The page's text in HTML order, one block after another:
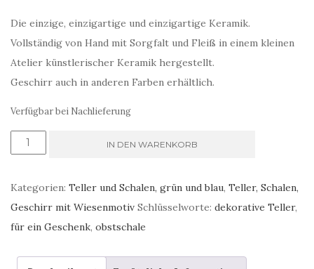
Die einzige, einzigartige und einzigartige Keramik.
Vollständig von Hand mit Sorgfalt und Fleiß in einem kleinen
Atelier künstlerischer Keramik hergestellt.
Geschirr auch in anderen Farben erhältlich.
Verfügbar bei Nachlieferung
Platte
Menge
IN DEN WARENKORB
Kategorien: Teller und Schalen, grün und blau, Teller, Schalen,
Geschirr mit Wiesenmotiv Schlüsselworte: dekorative Teller,
für ein Geschenk, obstschale